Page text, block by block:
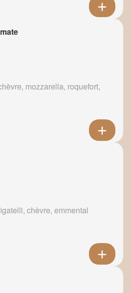
mozzarella, roquefort,
chèvre, emmental